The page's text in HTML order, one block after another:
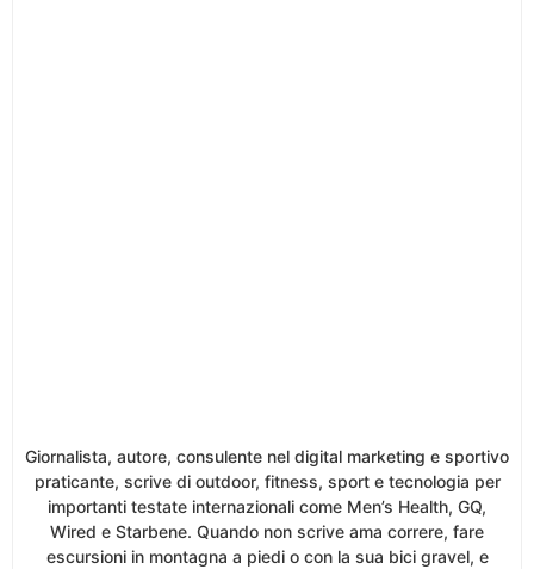
Giornalista, autore, consulente nel digital marketing e sportivo
praticante, scrive di outdoor, fitness, sport e tecnologia per
importanti testate internazionali come Men’s Health, GQ,
Wired e Starbene. Quando non scrive ama correre, fare
escursioni in montagna a piedi o con la sua bici gravel, e